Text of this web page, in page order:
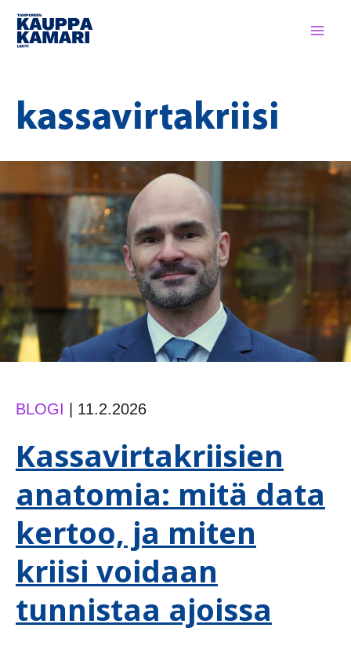
Siirry
sisältöön
kassavirtakriisi
BLOGI 11.2.2026
Kassavirtakriisien
anatomia: mitä data
kertoo, ja miten
kriisi voidaan
tunnistaa ajoissa